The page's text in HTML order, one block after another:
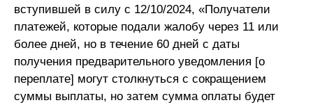
вступившей в силу с 12/10/2024, «Получатели
платежей, которые подали жалобу через 11 или
более дней, но в течение 60 дней с даты
получения предварительного уведомления [о
переплате] могут столкнуться с сокращением
суммы выплаты, но затем сумма оплаты будет